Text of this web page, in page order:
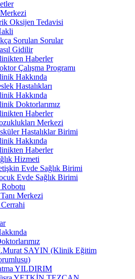
Oksijen Tedavisi
Sorulan Sorular
Gidilir
Haberler
Çalışma Programı
Hakkında
Hastalıkları
Hakkında
Doktorlarımız
Haberler
Merkezi
Hastalıklar Birimi
Hakkında
Haberler
Hizmeti
Evde Sağlık Birimi
Evde Sağlık Birimi
Merkezi
SAYIN (Klinik Eğitim
YILDIRIM